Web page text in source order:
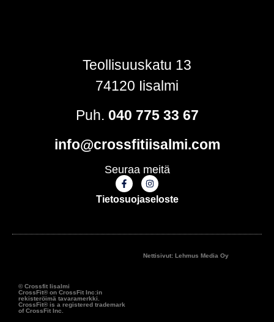
Teollisuuskatu 13
74120 Iisalmi
Puh. 040 775 33 67
info@crossfitiisalmi.com
Seuraa meitä
Tietosuojaseloste
© Crossfit Iisalmi
CrossFit® on CrossFit Inc:in
rekisteröimä tavaramerkki.
CrossFit® is a registered trademark
of CrossFit Inc.
Nettisivut: Lehmus Media Oy